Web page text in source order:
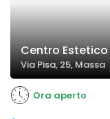
Centro Estetico
Via Pisa, 25, Massa
Ora aperto